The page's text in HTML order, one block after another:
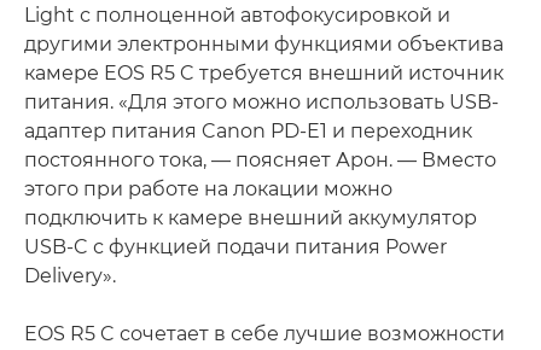
Light с полноценной автофокусировкой и
другими электронными функциями объектива
камере EOS R5 C требуется внешний источник
питания. «Для этого можно использовать USB-
адаптер питания Canon PD-E1 и переходник
постоянного тока, — поясняет Арон. — Вместо
этого при работе на локации можно
подключить к камере внешний аккумулятор
USB-C с функцией подачи питания Power
Delivery».
EOS R5 C сочетает в себе лучшие возможности